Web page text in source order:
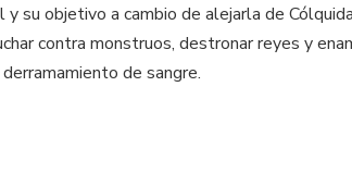
su objetivo a cambio de alejarla de
contra monstruos, destronar reyes y
de sangre.